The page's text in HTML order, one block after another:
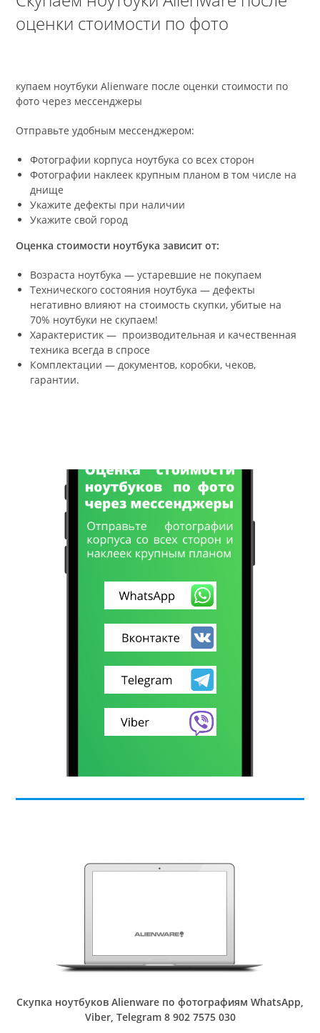
оценки стоимости по фото
купаем ноутбуки Alienware после оценки стоимости по
фото через мессенджеры
Отправьте удобным мессенджером:
Фотографии корпуса ноутбука со всех сторон
Фотографии наклеек крупным планом в том числе на
днище
Укажите дефекты при наличии
Укажите свой город
Оценка стоимости ноутбука зависит от:
Возраста ноутбука — устаревшие не покупаем
Технического состояния ноутбука — дефекты
негативно влияют на стоимость скупки, убитые на
70% ноутбуки не скупаем!
Характеристик — производительная и качественная
техника всегда в спросе
Комплектации — документов, коробки, чеков,
гарантии.
Скупка ноутбуков Alienware по фотографиям WhatsApp,
Viber, Telegram 8 902 7575 030